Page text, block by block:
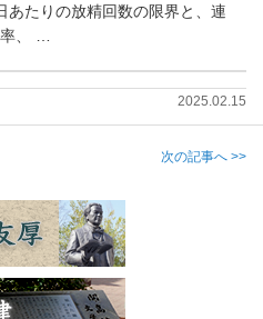
あたりの放精回数の限界と、連
、 …
2025.02.15
次の記事へ >>